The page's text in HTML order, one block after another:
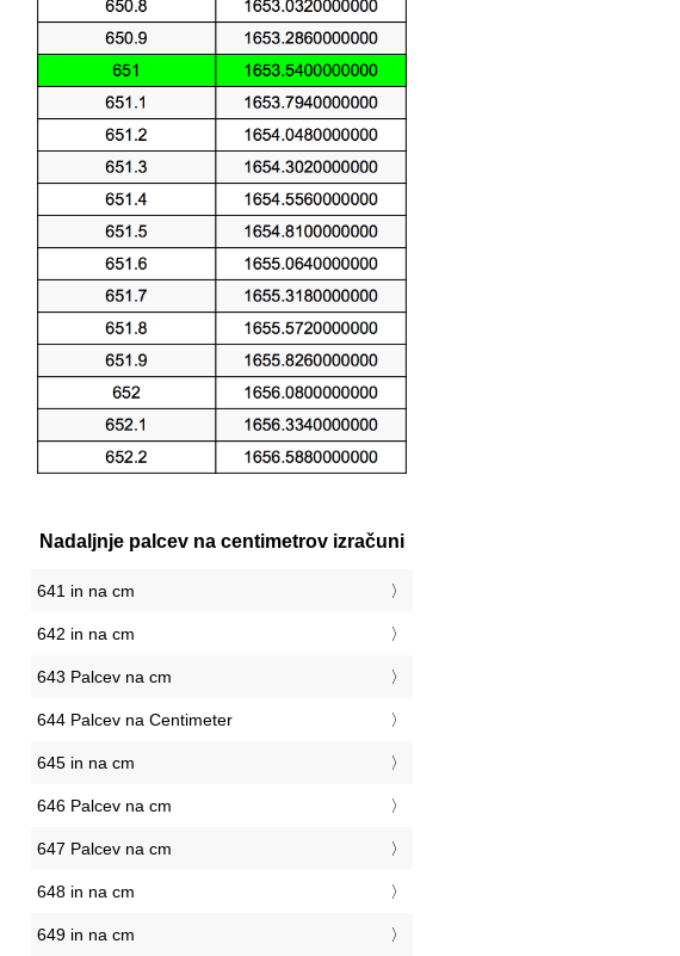
Nadaljnje palcev na centimetrov izračuni
641 in na cm
642 in na cm
643 Palcev na cm
644 Palcev na Centimeter
645 in na cm
646 Palcev na cm
647 Palcev na cm
648 in na cm
649 in na cm